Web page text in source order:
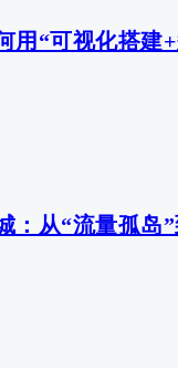
用“可视化搭建
：从“流量孤岛